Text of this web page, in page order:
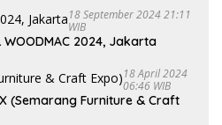
18 September 2024 21:11
WIB
WOODMAC 2024, Jakarta
18 April 2024
06:46 WIB
(Semarang Furniture & Craft